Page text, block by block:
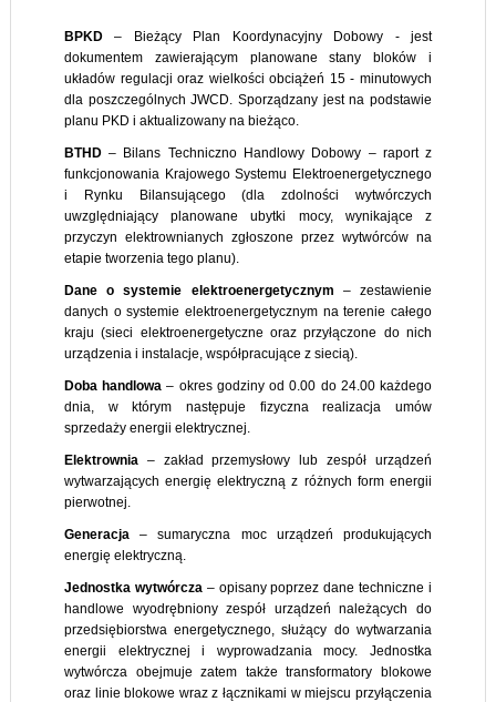
BPKD– Bieżący Plan Koordynacyjny Dobowy - jest
dokumentem zawierającym planowane stany bloków i
układów regulacji oraz wielkości obciążeń 15 - minutowych
dla poszczególnych JWCD. Sporządzany jest na podstawie
planu PKD i aktualizowany na bieżąco.
BTHD– Bilans Techniczno Handlowy Dobowy – raport z
funkcjonowania Krajowego Systemu Elektroenergetycznego
i Rynku Bilansującego (dla zdolności wytwórczych
uwzględniający planowane ubytki mocy, wynikające z
przyczyn elektrownianych zgłoszone przez wytwórców na
etapie tworzenia tego planu).
Dane o systemie elektroenergetycznym – zestawienie
danych o systemie elektroenergetycznym na terenie całego
kraju (sieci elektroenergetyczne oraz przyłączone do nich
urządzenia i instalacje, współpracujące z siecią).
Doba handlowa – okres godziny od 0.00 do 24.00 każdego
dnia, w którym następuje fizyczna realizacja umów
sprzedaży energii elektrycznej.
Elektrownia– zakład przemysłowy lub zespół urządzeń
wytwarzających energię elektryczną z różnych form energii
pierwotnej.
Generacja– sumaryczna moc urządzeń produkujących
energię elektryczną.
Jednostka wytwórcza– opisany poprzez dane techniczne i
handlowe wyodrębniony zespół urządzeń należących do
przedsiębiorstwa energetycznego, służący do wytwarzania
energii elektrycznej i wyprowadzania mocy. Jednostka
wytwórcza obejmuje zatem także transformatory blokowe
oraz linie blokowe wraz z łącznikami w miejscu przyłączenia